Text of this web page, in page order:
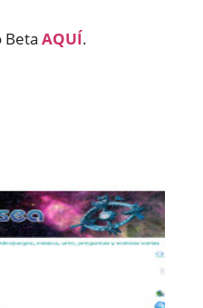
Beta AQUÍ.